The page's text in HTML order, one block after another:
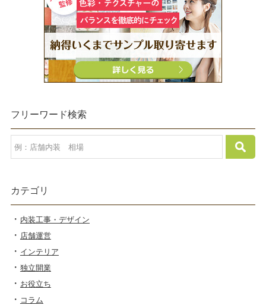
フリーワード検索
カテゴリ
内装工事・デザイン
店舗運営
インテリア
独立開業
お役立ち
コラム